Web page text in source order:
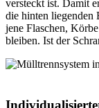
versteckt ist. Damit
die hinten liegenden
jene Flaschen,
bleiben. Ist der